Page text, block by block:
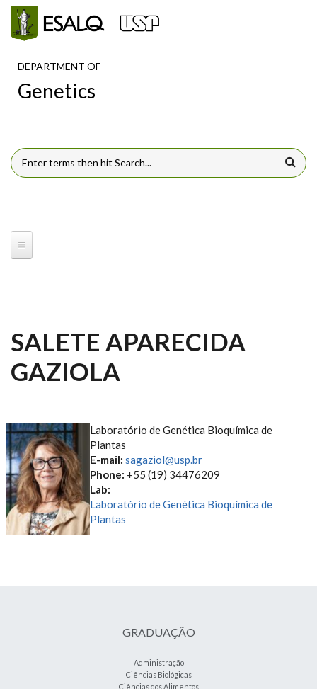
Skip to main content
DEPARTMENT OF
Genetics
SEARCH FORM
SALETE APARECIDA
GAZIOLA
Laboratório de Genética Bioquímica de
Plantas
E-mail: sagaziol@usp.br
Phone: +55 (19) 34476209
Lab:
Laboratório de Genética Bioquímica de
Plantas
GRADUAÇÃO
Administração
Ciências Biológicas
Ciências dos Alimentos